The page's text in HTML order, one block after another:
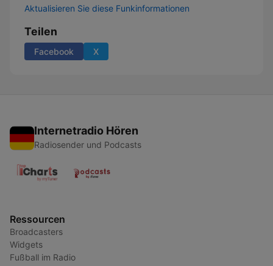
Aktualisieren Sie diese Funkinformationen
Teilen
Facebook X
Internetradio Hören
Radiosender und Podcasts
Ressourcen
Broadcasters
Widgets
Fußball im Radio